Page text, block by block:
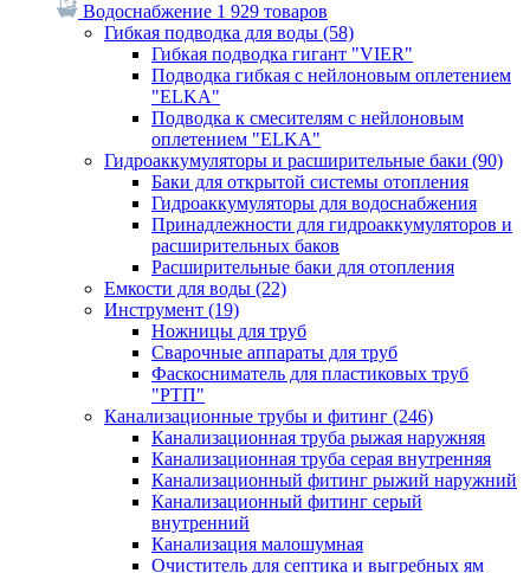
Водоснабжение 1 929 товаров
Гибкая подводка для воды (58)
Гибкая подводка гигант "VIER"
Подводка гибкая с нейлоновым оплетением
"ELKA"
Подводка к смесителям с нейлоновым
оплетением "ELKA"
Гидроаккумуляторы и расширительные баки (90)
Баки для открытой системы отопления
Гидроаккумуляторы для водоснабжения
Принадлежности для гидроаккумуляторов и
расширительных баков
Расширительные баки для отопления
Емкости для воды (22)
Инструмент (19)
Ножницы для труб
Сварочные аппараты для труб
Фаскосниматель для пластиковых труб
"РТП"
Канализационные трубы и фитинг (246)
Канализационная труба рыжая наружняя
Канализационная труба серая внутренняя
Канализационный фитинг рыжий наружний
Канализационный фитинг серый
внутренний
Канализация малошумная
Очиститель для септика и выгребных ям